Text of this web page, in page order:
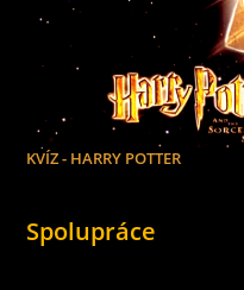
KVÍZ - HARRY POTTER
Spolupráce